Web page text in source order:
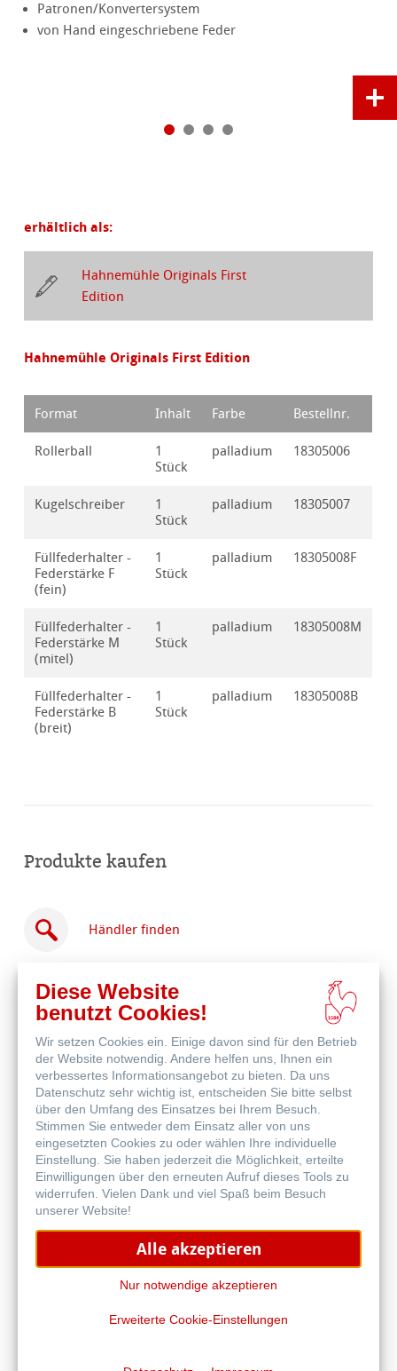
Patronen/Konvertersystem
von Hand eingeschriebene Feder
erhältlich als:
Hahnemühle Originals First
Edition
Hahnemühle Originals First Edition
Format Inhalt Farbe Bestellnr.
Rollerball
1
Stück
palladium 18305006
Kugelschreiber
1
Stück
palladium 18305007
Füllfederhalter -
Federstärke F
(fein)
1
Stück
palladium 18305008F
Füllfederhalter -
Federstärke M
(mitel)
1
Stück
palladium 18305008M
Füllfederhalter -
Federstärke B
(breit)
1
Stück
palladium 18305008B
Produkte kaufen
Händler finden
Online
kaufen
Weitere Produkte
Diese Website
benutzt Cookies!
Wir setzen Cookies ein. Einige davon sind für den Betrieb
der Website notwendig. Andere helfen uns, Ihnen ein
verbessertes Informationsangebot zu bieten. Da uns
Datenschutz sehr wichtig ist, entscheiden Sie bitte selbst
über den Umfang des Einsatzes bei Ihrem Besuch.
Stimmen Sie entweder dem Einsatz aller von uns
eingesetzten Cookies zu oder wählen Ihre individuelle
Einstellung. Sie haben jederzeit die Möglichkeit, erteilte
Einwilligungen über den erneuten Aufruf dieses Tools zu
widerrufen. Vielen Dank und viel Spaß beim Besuch
unserer Website!
Alle akzeptieren
Nur notwendige akzeptieren
Erweiterte Cookie-Einstellungen